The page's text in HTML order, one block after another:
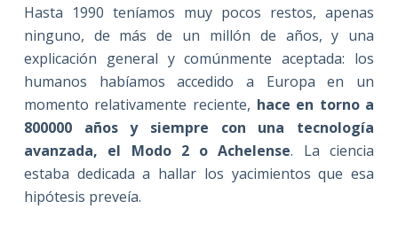
Hasta 1990 teníamos muy pocos restos, apenas
ninguno, de más de un millón de años, y una
explicación general y comúnmente aceptada: los
humanos habíamos accedido a Europa en un
momento relativamente reciente, hace en torno a
800000 años y siempre con una tecnología
avanzada, el Modo 2 o Achelense. La ciencia
estaba dedicada a hallar los yacimientos que esa
hipótesis preveía.